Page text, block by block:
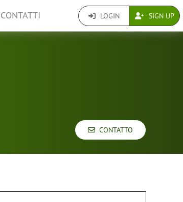
CONTATTI LOGIN SIGN UP
CONTATTO